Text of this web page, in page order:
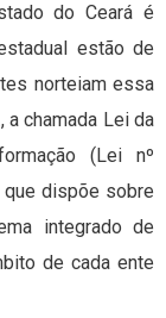
do Ceará é
estão de
norteiam essa
chamada Lei da
(Lei nº
dispõe sobre
integrado de
de cada ente